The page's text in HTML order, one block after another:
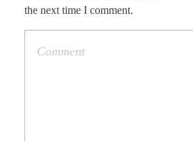
the next time I comment.